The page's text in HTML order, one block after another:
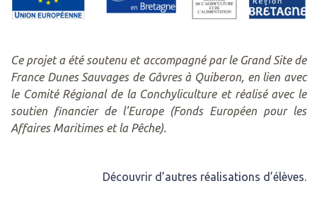
Ce projet a été soutenu et accompagné par le Grand Site de
France Dunes Sauvages de Gâvres à Quiberon, en lien avec
le Comité Régional de la Conchyliculture et réalisé avec le
soutien financier de l’Europe (Fonds Européen pour les
Affaires Maritimes et la Pêche).
Découvrir d’autres réalisations d’élèves.